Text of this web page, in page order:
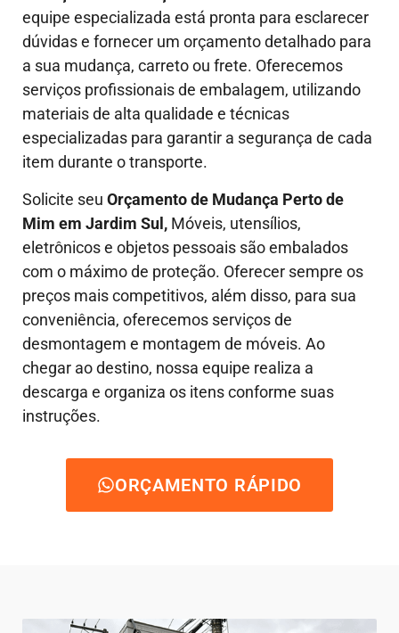
equipe especializada está pronta para esclarecer
dúvidas e fornecer um orçamento detalhado para
a sua mudança, carreto ou frete. Oferecemos
serviços profissionais de embalagem, utilizando
materiais de alta qualidade e técnicas
especializadas para garantir a segurança de cada
item durante o transporte.
Solicite seu Orçamento de Mudança Perto de
Mim em Jardim Sul, Móveis, utensílios,
eletrônicos e objetos pessoais são embalados
com o máximo de proteção. Oferecer sempre os
preços mais competitivos, além disso, para sua
conveniência, oferecemos serviços de
desmontagem e montagem de móveis. Ao
chegar ao destino, nossa equipe realiza a
descarga e organiza os itens conforme suas
instruções.
ORÇAMENTO RÁPIDO